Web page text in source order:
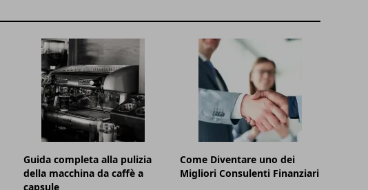
Guida completa alla pulizia
della macchina da caffè a
capsule
Come Diventare uno dei
Migliori Consulenti Finanziari